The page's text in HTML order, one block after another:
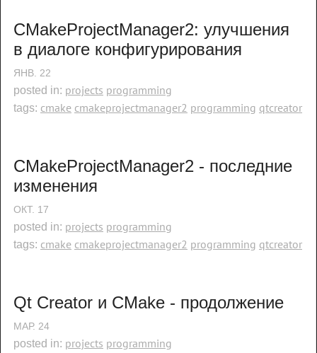
CMakeProjectManager2: улучшения
в диалоге конфигурирования
ЯНВ. 22
posted in: projects programming
tags: cmake cmakeprojectmanager2 programming qtcreator
CMakeProjectManager2 - последние
изменения
ОКТ. 17
posted in: projects programming
tags: cmake cmakeprojectmanager2 programming qtcreator
Qt Creator и CMake - продолжение
МАР. 24
posted in: projects programming